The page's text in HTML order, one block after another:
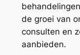
de groei van
consulten en
aanbieden.